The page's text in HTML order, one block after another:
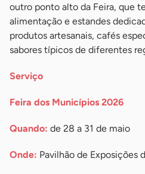
outro ponto alto da Feira, que
alimentação e estandes
produtos artesanais, cafés
sabores típicos de diferentes
Serviço
Feira dos Municípios 2026
Quando: de 28 a 31 de maio
Onde: Pavilhão de Exposições